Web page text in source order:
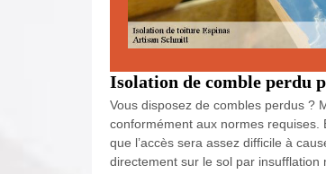
Isolation de comble perdu
Vous disposez de combles perdus ?
conformément aux normes requises.
que l’accès sera assez difficile à
directement sur le sol par insufflation